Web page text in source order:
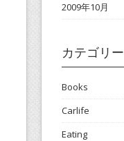
2009年10月
カテゴリー
Books
Carlife
Eating